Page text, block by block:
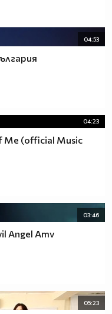
04:53
04:23
Me (official Music
03:46
Angel Amv
05:23